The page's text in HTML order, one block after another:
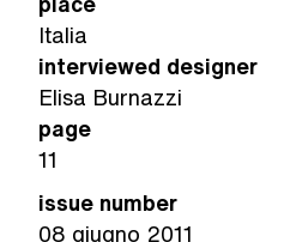
Italia
interviewed designer
Elisa Burnazzi
page
11
issue number
08 giugno 2011